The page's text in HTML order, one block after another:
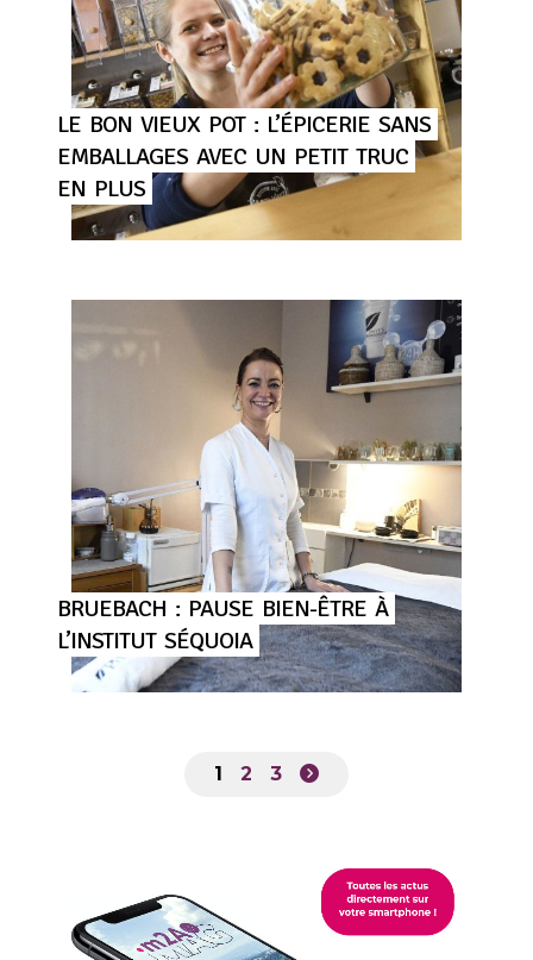
LE BON VIEUX POT : L’ÉPICERIE SANS
EMBALLAGES AVEC UN PETIT TRUC
EN PLUS
BRUEBACH : PAUSE BIEN-ÊTRE À
L’INSTITUT SÉQUOIA
1 2 3